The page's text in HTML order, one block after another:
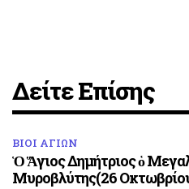
Δείτε Επίσης
ΒΙΟΙ ΑΓΙΩΝ
Ὁ Ἅγιος Δημήτριος ὁ
Μυροβλύτης(26